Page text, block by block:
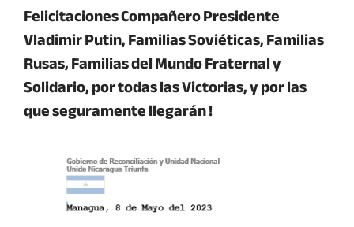
Felicitaciones CompañeroPresidente
Vladimir Putin, Familias Soviéticas, Familias
Rusas, Familias del Mundo Fraternal y
Solidario, por todas las Victorias, y por las
que seguramente llegarán !